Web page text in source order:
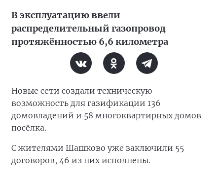
В эксплуатацию ввели
распределительный газопровод
протяжённостью 6,6 километра
Новые сети создали техническую
возможность для газификации 136
домовладений и 58 многоквартирных домов
посёлка.
С жителями Шашково уже заключили 55
договоров, 46 из них исполнены.